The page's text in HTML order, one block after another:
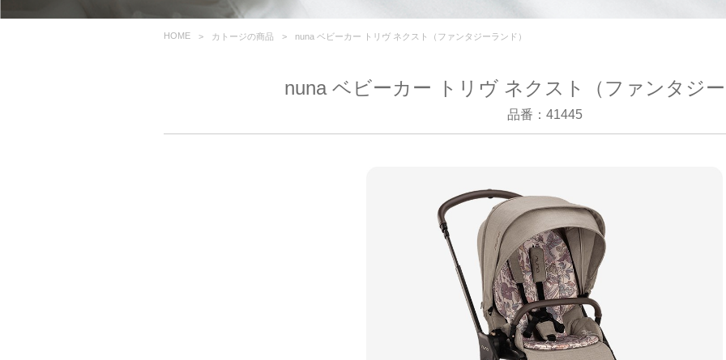
HOME カトージの商品 nuna ベビーカー トリヴ ネクスト（ファンタジーランド）
nuna ベビーカー トリヴ ネクスト（ファンタジ
品番：41445